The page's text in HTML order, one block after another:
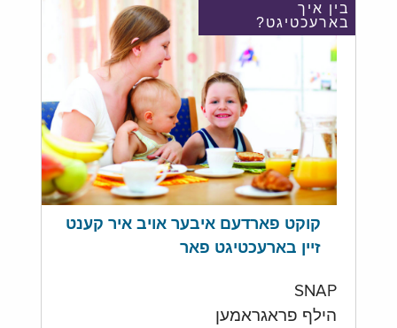
בין איך
בארעכטיגט?
קוקט פארדעם איבער אויב איר קענט
זיין בארעכטיגט פאר
SNAP
הילף פראגראמען